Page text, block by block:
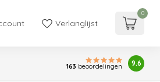
Verlanglijst
0
163 beoordelingen 9.6